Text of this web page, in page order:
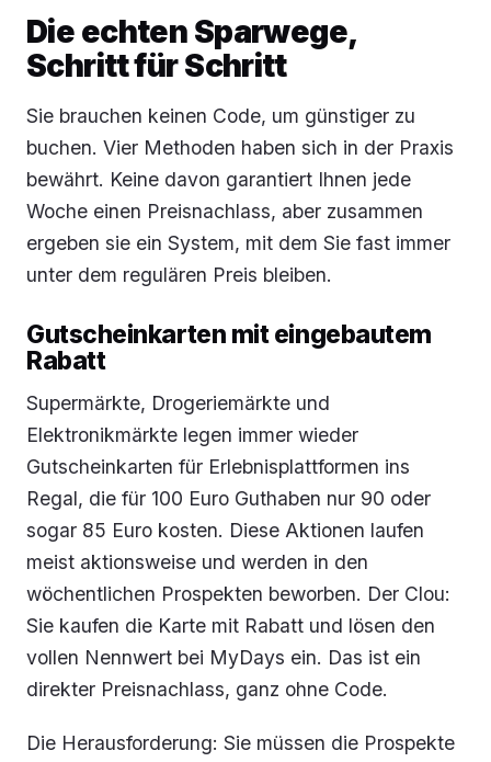
Die echten Sparwege,
Schritt für Schritt
Sie brauchen keinen Code, um günstiger zu
buchen. Vier Methoden haben sich in der Praxis
bewährt. Keine davon garantiert Ihnen jede
Woche einen Preisnachlass, aber zusammen
ergeben sie ein System, mit dem Sie fast immer
unter dem regulären Preis bleiben.
Gutscheinkarten mit eingebautem
Rabatt
Supermärkte, Drogeriemärkte und
Elektronikmärkte legen immer wieder
Gutscheinkarten für Erlebnisplattformen ins
Regal, die für 100 Euro Guthaben nur 90 oder
sogar 85 Euro kosten. Diese Aktionen laufen
meist aktionsweise und werden in den
wöchentlichen Prospekten beworben. Der Clou:
Sie kaufen die Karte mit Rabatt und lösen den
vollen Nennwert bei MyDays ein. Das ist ein
direkter Preisnachlass, ganz ohne Code.
Die Herausforderung: Sie müssen die Prospekte